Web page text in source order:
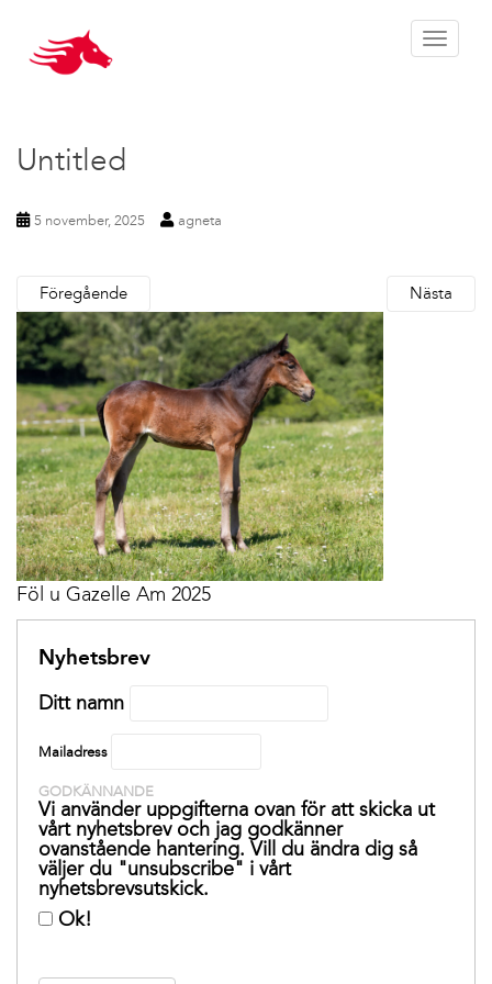
Toggle
Untitled
5 november, 2025 agneta
Föregående Nästa
Föl u Gazelle Am 2025
Nyhetsbrev
Ditt namn
Mailadress
GODKÄNNANDE
Vi använder uppgifterna ovan för att skicka ut
vårt nyhetsbrev och jag godkänner
ovanstående hantering. Vill du ändra dig så
väljer du "unsubscribe" i vårt
nyhetsbrevsutskick.
Ok!